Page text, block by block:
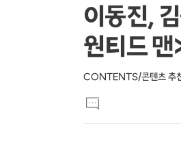
상
세
컨
텐
츠
본
문
제
목
이동진,
원티드
CONTENTS/콘텐츠 추
문
댓
글